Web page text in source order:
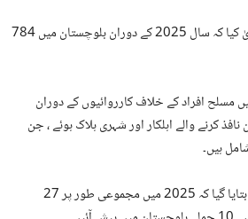
ڈی جی آئی ایس پی آر نے دعویٰ کیا کہ سال 2025 کے دوران بلوچستان میں 784
نے مزید کہا کہ 2025 میں مسلح افراد کے خلاف کارروائیوں کے دوران
پر 1,235 قانون نافذ کرنے والے اہلکار اور شہری ہلاک ہوئے ، جن
ہیں۔
خودکش حملوں کے حوالے سے بتایا گیا کہ 2025 میں مجموعی طور پر 27